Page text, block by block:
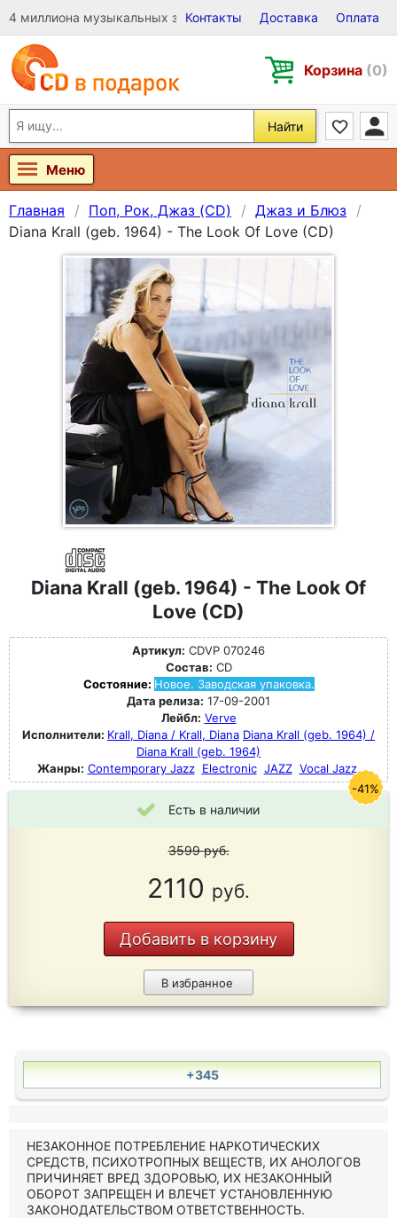
4 миллиона музыкальных записей на Виниле, CD и DVD
Контакты Доставка Оплата
Корзина (0)
Найти
Меню
Главная Поп, Рок, Джаз (CD)
Джаз и Блюз
Diana Krall (geb. 1964) - The Look Of Love (CD)
Diana Krall (geb. 1964) - The Look Of
Love (CD)
Артикул: CDVP 070246
Состав: CD
Состояние: Новое. Заводская упаковка.
Дата релиза: 17-09-2001
Лейбл: Verve
Исполнители: Krall, Diana / Krall, Diana Diana Krall (geb. 1964) /
Diana Krall (geb. 1964)
Жанры: Contemporary Jazz Electronic JAZZ Vocal Jazz
Есть в наличии
3599руб.
2110 руб.
Добавить в корзину
В избранное
-41%
+345
НЕЗАКОННОЕ ПОТРЕБЛЕНИЕ НАРКОТИЧЕСКИХ
СРЕДСТВ, ПСИХОТРОПНЫХ ВЕЩЕСТВ, ИХ АНОЛОГОВ
ПРИЧИНЯЕТ ВРЕД ЗДОРОВЬЮ, ИХ НЕЗАКОННЫЙ
ОБОРОТ ЗАПРЕЩЕН И ВЛЕЧЕТ УСТАНОВЛЕННУЮ
ЗАКОНОДАТЕЛЬСТВОМ ОТВЕТСТВЕННОСТЬ.